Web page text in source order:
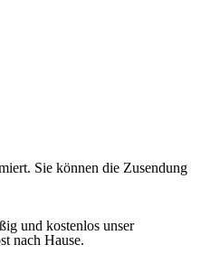
Sie können die Zusendung
und kostenlos unser
nach Hause.